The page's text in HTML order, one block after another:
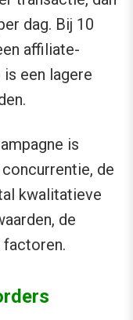
dag. Bij 10
affiliate-
een lagere
is
de
kwalitatieve
de
factoren.